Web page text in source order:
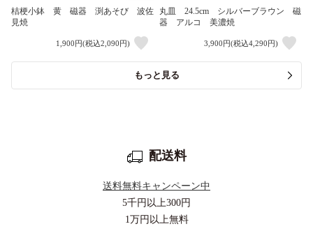
桔梗小鉢 黄 磁器 渕あそび 波佐
見焼
1,900円(税込2,090円)
丸皿 24.5cm シルバーブラウン 磁
器 アルコ 美濃焼
3,900円(税込4,290円)
もっと見る
配送料
送料無料キャンペーン中
5千円以上300円
1万円以上無料